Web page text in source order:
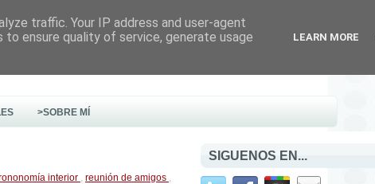
>SOBRE MÍ
interior , reunión de amigos ,
SIGUENOS EN...
traffic. Your IP address and user-agent
ensure quality of service, generate usage
LEARN MORE